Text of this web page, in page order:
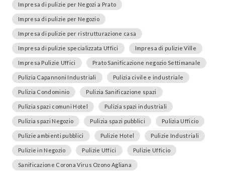
Impresa di pulizie per Negozi a Prato
Impresa di pulizie per Negozio
Impresa di pulizie per ristrutturazione casa
Impresa di pulizie specializzata Uffici Impresa di pulizie Ville
Impresa Pulizie Uffici Prato Sanificazione negozio Settimanale
Pulizia Capannoni Industriali Pulizia civile e industriale
Pulizia Condominio Pulizia Sanificazione spazi
Pulizia spazi comuni Hotel Pulizia spazi industriali
Pulizia spazi Negozio Pulizia spazi pubblici Pulizia Ufficio
Pulizie ambienti pubblici Pulizie Hotel Pulizie Industriali
Pulizie in Negozio Pulizie Uffici Pulizie Ufficio
Sanificazione Corona Virus Ozono Agliana